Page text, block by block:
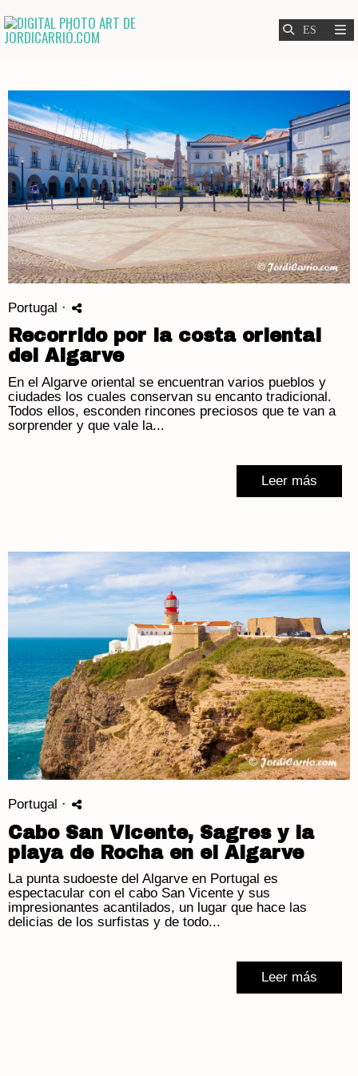
Portugal ·
Recorrido por la costa oriental
del Algarve
En el Algarve oriental se encuentran varios pueblos y
ciudades los cuales conservan su encanto tradicional.
Todos ellos, esconden rincones preciosos que te van a
sorprender y que vale la...
Leer más
Portugal ·
Cabo San Vicente, Sagres y la
playa de Rocha en el Algarve
La punta sudoeste del Algarve en Portugal es
espectacular con el cabo San Vicente y sus
impresionantes acantilados, un lugar que hace las
delicias de los surfistas y de todo...
Leer más